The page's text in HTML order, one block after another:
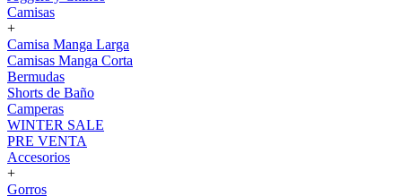
Camisas
+
Camisa Manga Larga
Camisas Manga Corta
Bermudas
Shorts de Baño
Camperas
WINTER SALE
PRE VENTA
Accesorios
+
Gorros